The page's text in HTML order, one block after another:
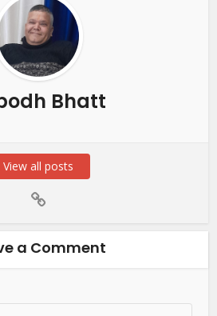
Bhatt
View all posts
a Comment